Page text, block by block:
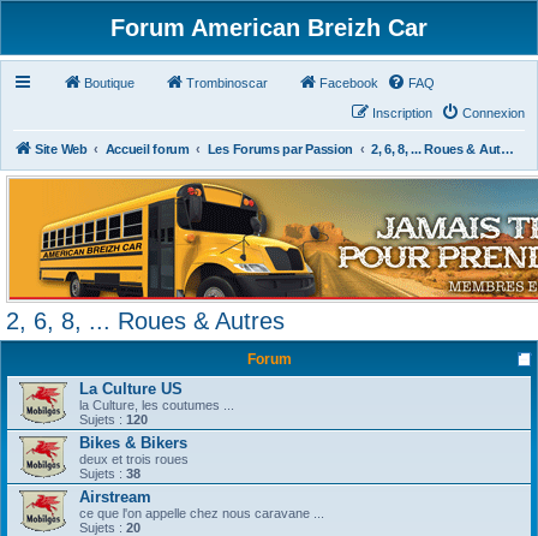
Forum American Breizh Car
Boutique Trombinoscar Facebook FAQ
Connexion
Inscription
Site Web Accueil forum Les Forums par Passion 2, 6, 8, ... Roues & Autres
2, 6, 8, ... Roues & Autres
Forum
La Culture US
la Culture, les coutumes ...
Sujets : 120
Bikes & Bikers
deux et trois roues
Sujets : 38
Airstream
ce que l'on appelle chez nous caravane ...
Sujets : 20